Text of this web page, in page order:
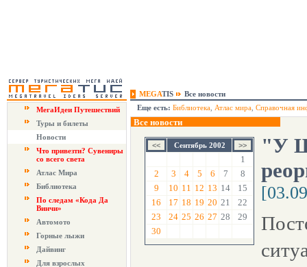
MEGATIS
Все новости
МегаИдеи Путешествий
Туры и билеты
Новости
Что привезти? Сувениры
со всего света
Атлас Мира
Библиотека
По следам «Кода Да
Винчи»
Автомото
Горные лыжи
Дайвинг
Для взрослых
Еще есть: Библиотека Атлас мира Справочная
Все новости
Сентябрь 2002
1
2
3 4 5 6 7
8
9
10 11 12 13 14
15
16
17 18 19 20 21
22
23
24 25 26 27 28
29
30
"У